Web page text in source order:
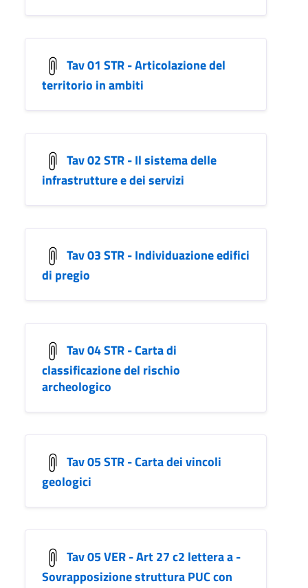
Tav 01 STR - Articolazione del
territorio in ambiti
Tav 02 STR - Il sistema delle
infrastrutture e dei servizi
Tav 03 STR - Individuazione edifici
di pregio
Tav 04 STR - Carta di
classificazione del rischio
archeologico
Tav 05 STR - Carta dei vincoli
geologici
Tav 05 VER - Art 27 c2 lettera a -
Sovrapposizione struttura PUC con